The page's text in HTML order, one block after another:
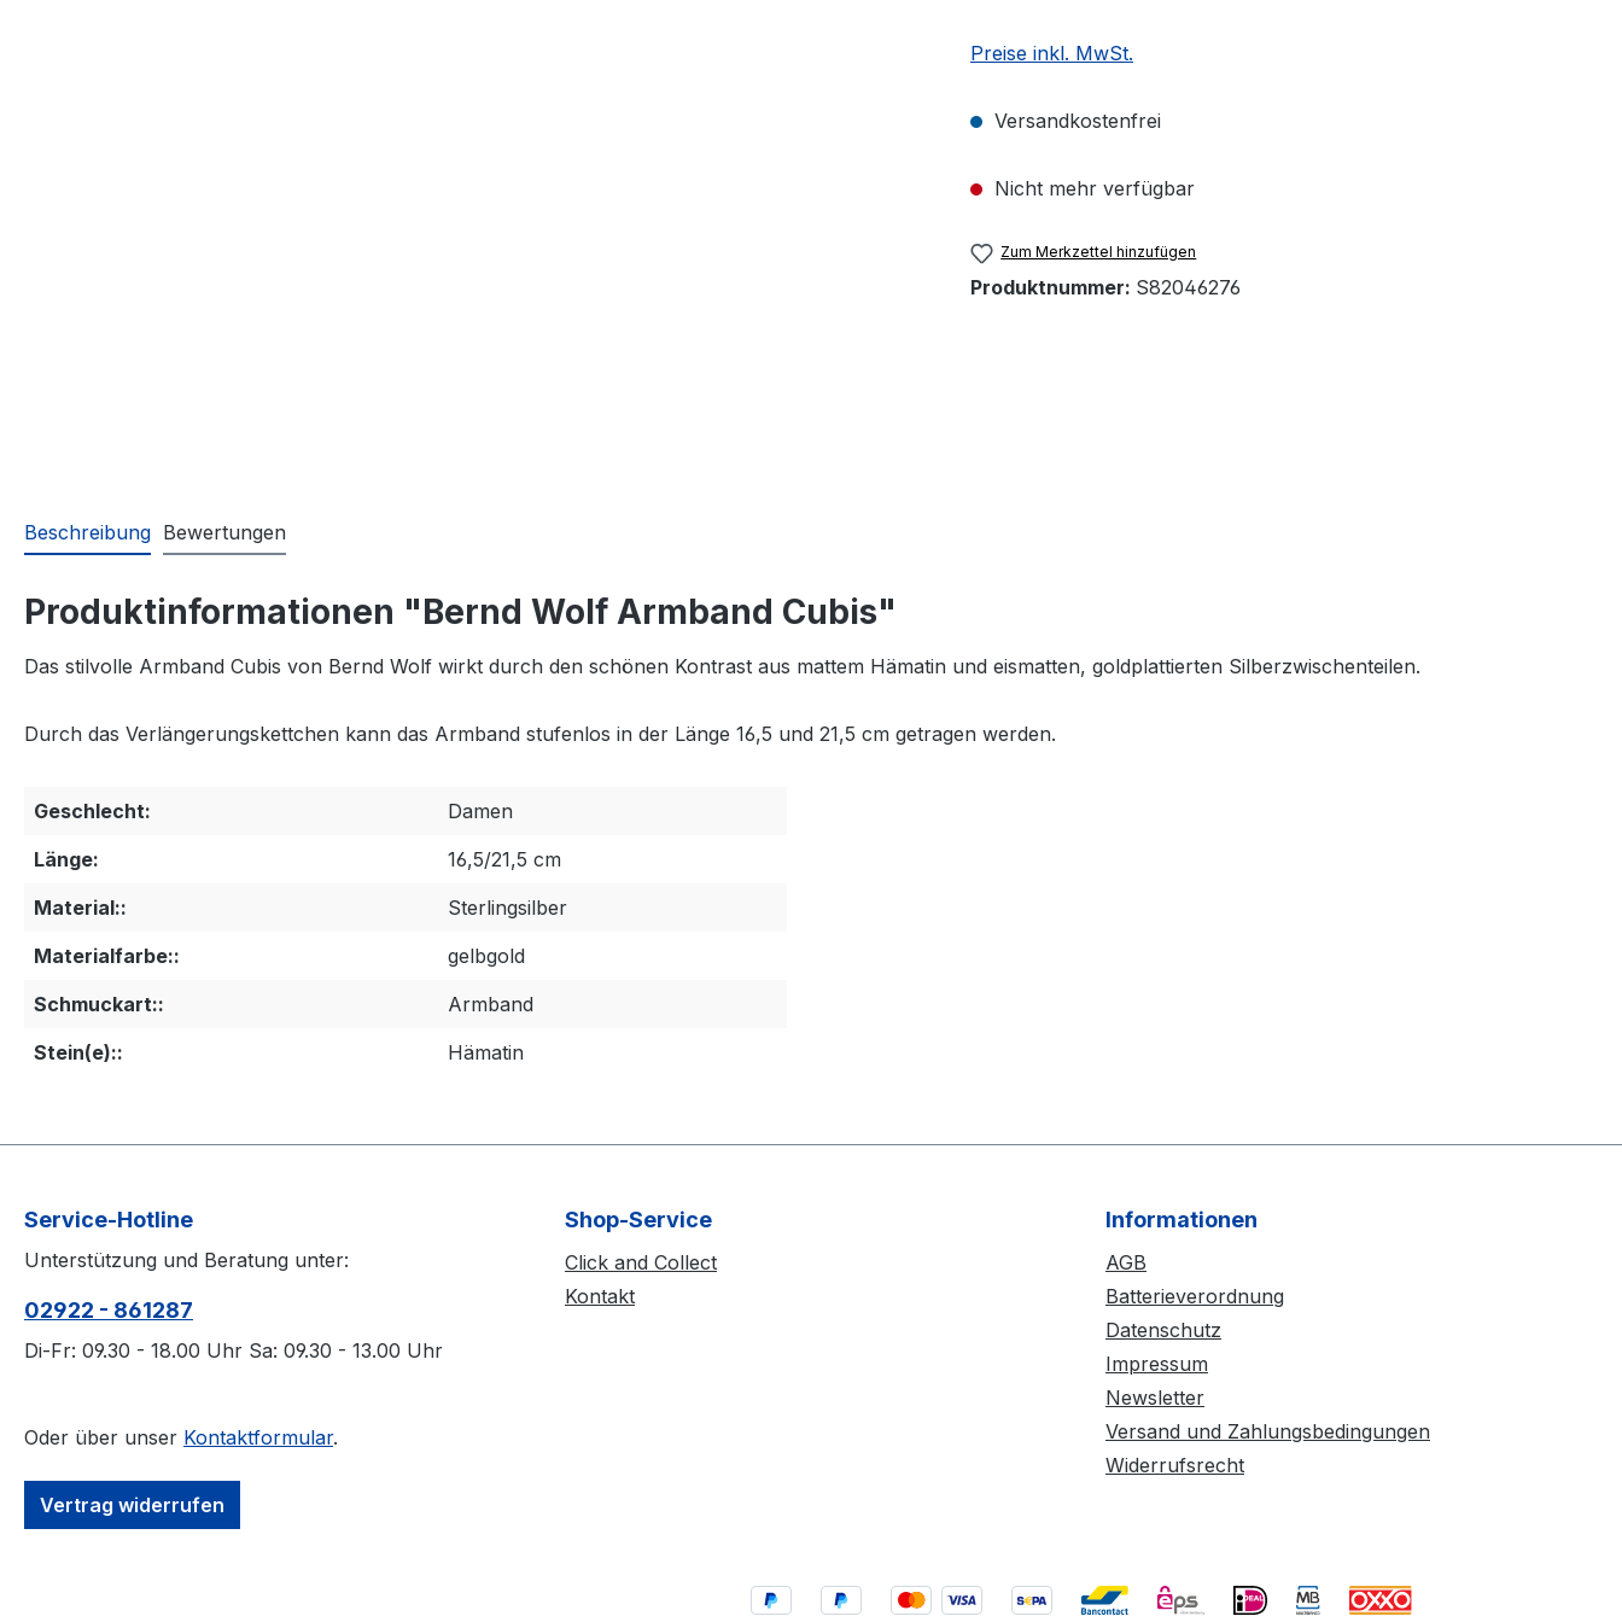
Preise inkl. MwSt.
Versandkostenfrei
Nicht mehr verfügbar
Zum Merkzettel hinzufügen
Produktnummer: S82046276
Beschreibung Bewertungen
Produktinformationen "Bernd Wolf Armband Cubis"
Das stilvolle Armband Cubis von Bernd Wolf wirkt durch den schönen Kontrast aus mattem Hämatin und eismatten, goldplattierten Silberzwischenteilen.
Durch das Verlängerungskettchen kann das Armband stufenlos in der Länge 16,5 und 21,5 cm getragen werden.
Geschlecht:
Damen
Länge:
16,5/21,5 cm
Material::
Sterlingsilber
Materialfarbe::
gelbgold
Schmuckart::
Armband
Stein(e)::
Hämatin
Service-Hotline
Unterstützung und Beratung unter:
02922 - 861287
Di-Fr: 09.30 - 18.00 Uhr Sa: 09.30 - 13.00 Uhr
Oder über unser Kontaktformular.
Vertrag widerrufen
Shop-Service
Click and Collect
Kontakt
Informationen
AGB
Batterieverordnung
Datenschutz
Impressum
Newsletter
Versand und Zahlungsbedingungen
Widerrufsrecht